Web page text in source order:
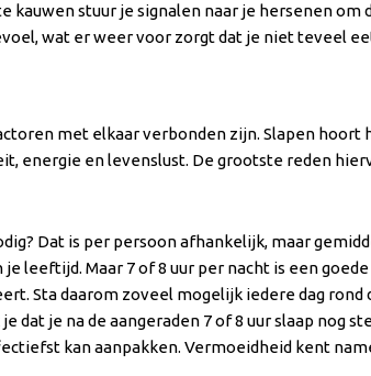
kauwen stuur je signalen naar je hersenen
wat er weer voor zorgt dat je niet teveel
met elkaar verbonden zijn. Slapen
energie en levenslust. De grootste reden
Dat is per persoon afhankelijk, maar
leeftijd. Maar 7 of 8 uur per nacht is een
Sta daarom zoveel mogelijk iedere dag
dat je na de aangeraden 7 of 8 uur slaap
kan aanpakken. Vermoeidheid kent